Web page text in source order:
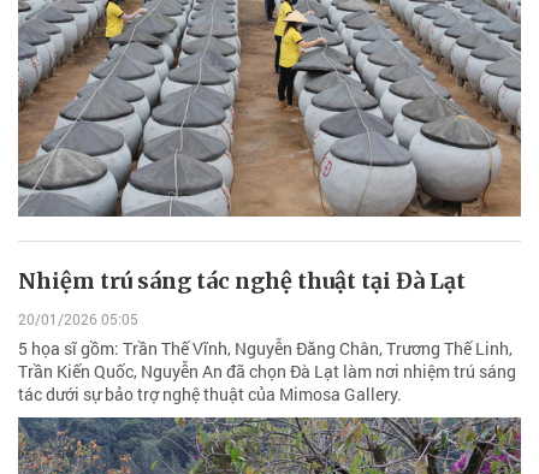
Nhiệm trú sáng tác nghệ thuật tại Đà Lạt
20/01/2026 05:05
5 họa sĩ gồm: Trần Thế Vĩnh, Nguyễn Đăng Chân, Trương Thế Linh,
Trần Kiến Quốc, Nguyễn An đã chọn Đà Lạt làm nơi nhiệm trú sáng
tác dưới sự bảo trợ nghệ thuật của Mimosa Gallery.